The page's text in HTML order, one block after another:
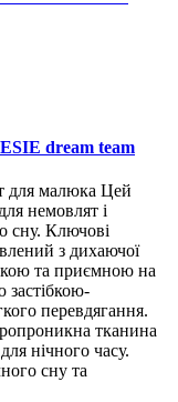
dream team
для малюка Цей
немовлят і
сну. Ключові
з дихаючої
та приємною на
застібкою-
перевдягання.
тканина
нічного часу.
сну та